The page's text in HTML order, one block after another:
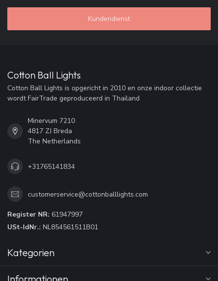
Kundendienst
Cotton Ball Lights
Cotton Ball Lights is opgericht in 2010 en onze indoor collectie
wordt FairTrade geproduceerd in Thailand
Minervum 7210
4817 ZJ Breda
The Netherlands
+31765141834
customerservice@cottonballlights.com
Register NR: 61947997
USt-IdNr.: NL854561511B01
Kategorien